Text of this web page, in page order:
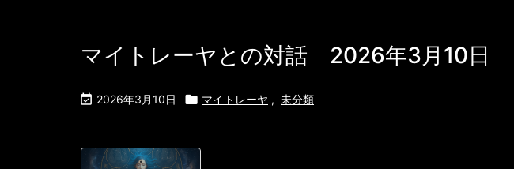
マイトレーヤとの対話 2026年3月10日
 2026年3月10日  マイトレーヤ , 未分類